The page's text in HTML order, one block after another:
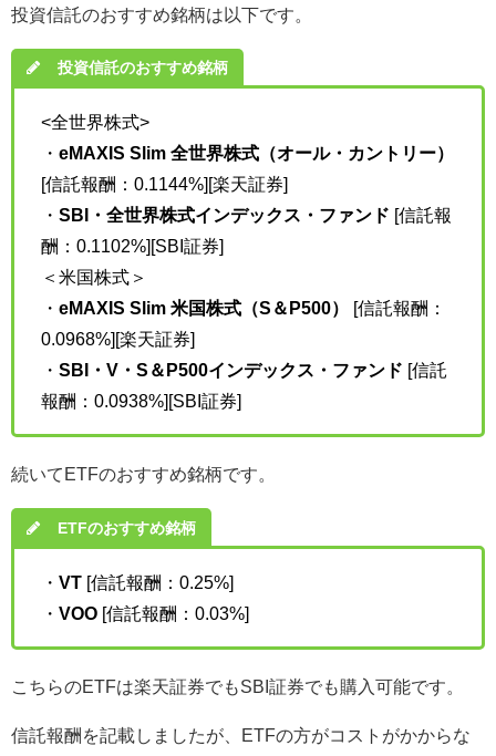
投資信託のおすすめ銘柄は以下です。
投資信託のおすすめ銘柄
<全世界株式>
・ eMAXIS Slim 全世界株式（オール・カントリー）
[信託報酬： 0.1144%][楽天証券]
・ SBI・全世界株式インデックス・ファンド [信託報
酬： 0.1102%][SBI証券]
＜米国株式＞
・ eMAXIS Slim 米国株式（S＆P500）
[信託報酬：
0.0968%][楽天証券]
・ SBI・V・S＆P500インデックス・ファンド [信託
報酬： 0.0938%][SBI証券]
続いてETFのおすすめ銘柄です。
ETFのおすすめ銘柄
・ VT [信託報酬：0.25%]
・ VOO [信託報酬：0.03%]
こちらのETFは楽天証券でもSBI証券でも購入可能です。
信託報酬を記載しましたが、ETFの方がコストがかからな